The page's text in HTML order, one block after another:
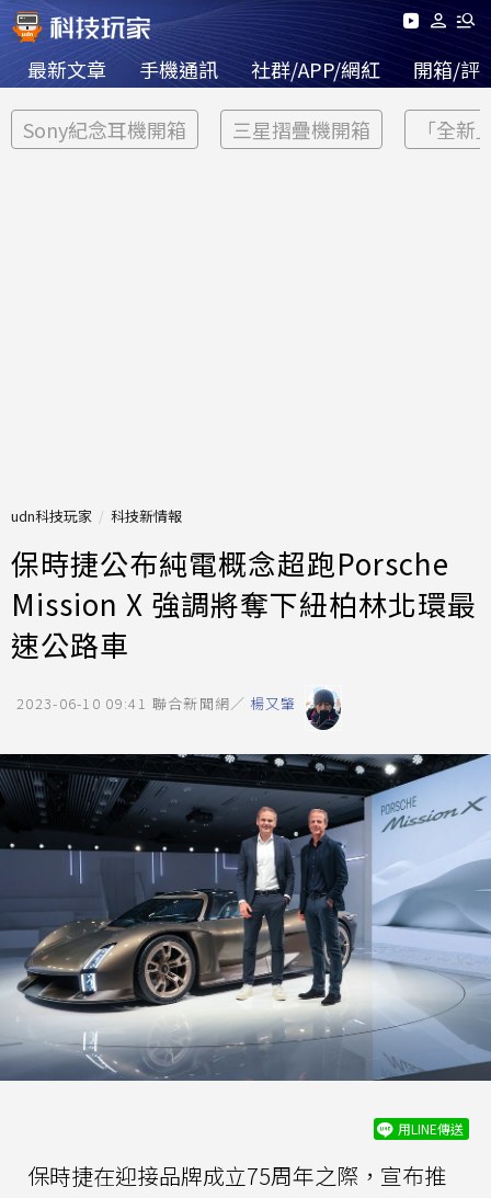
最新文章 手機通訊 社群/APP/網紅 開箱/評
Sony紀念耳機開箱 三星摺疊機開箱 「全新
udn科技玩家 科技新情報
保時捷公布純電概念超跑Porsche
Mission X 強調將奪下紐柏林北環最
速公路車
2023-06-10 09:41 聯合新聞網／ 楊又肇
用LINE傳送
保時捷在迎接品牌成立75周年之際，宣布推